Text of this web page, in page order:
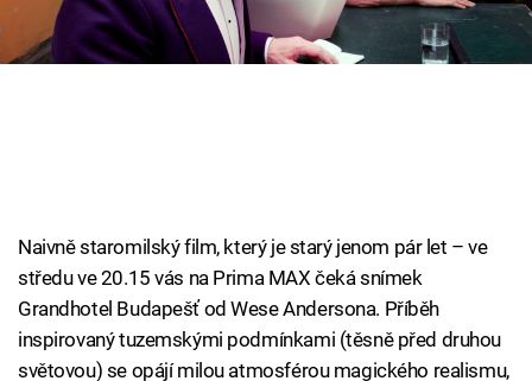
Cool Esport
Přihlášení
Sledujte nás
Naivně staromilský film, který je starý jenom pár let – ve
středu ve 20.15 vás na Prima MAX čeká snímek
Grandhotel Budapešť od Wese Andersona. Příběh
inspirovaný tuzemskými podmínkami (těsně před druhou
světovou) se opájí milou atmosférou magického realismu,